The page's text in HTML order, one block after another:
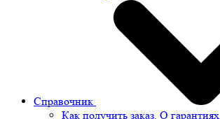
Справочник
Как получить заказ. О гарантиях